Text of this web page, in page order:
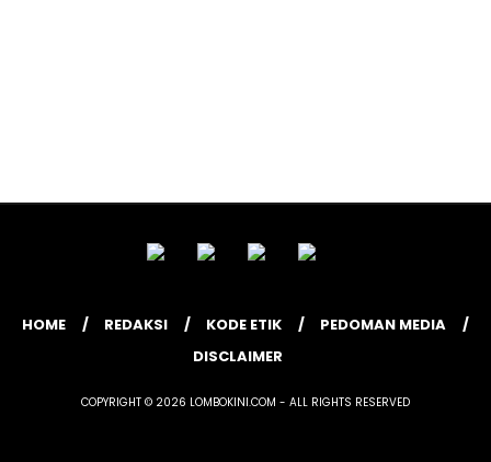
HOME REDAKSI KODE ETIK
PEDOMAN MEDIA
DISCLAIMER
COPYRIGHT © 2026 LOMBOKINI.COM - ALL RIGHTS RESERVED